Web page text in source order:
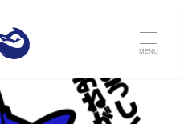
MENU